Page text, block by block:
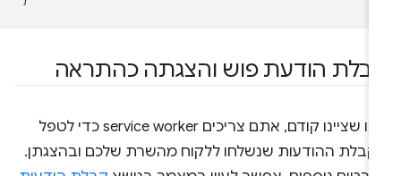
הודעת פוש והצגתה כהתראה
כמו שציינו קודם, אתם צריכים service worker כדי לטפל
ההודעות שנשלחו ללקוח מהשרת שלכם ובהצגתן.